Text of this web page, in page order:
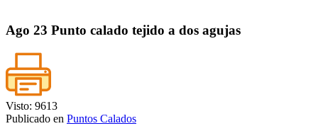
Ago 23 Punto calado tejido a dos agujas
Visto: 9613
Publicado en Puntos Calados